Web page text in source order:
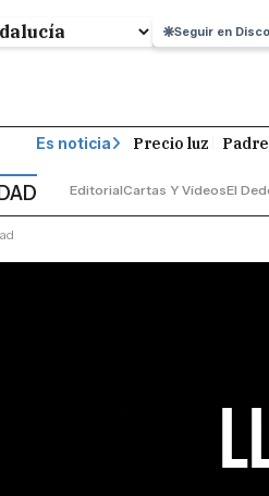
Seguir en
Es noticia Precio luz
EditorialCartas Y VídeosEl